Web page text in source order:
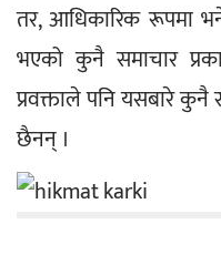
तर, आधिकारिक रूपमा
भएको कुनै समाचार
प्रवक्ताले पनि यसबारे कुनै
छैनन् ।